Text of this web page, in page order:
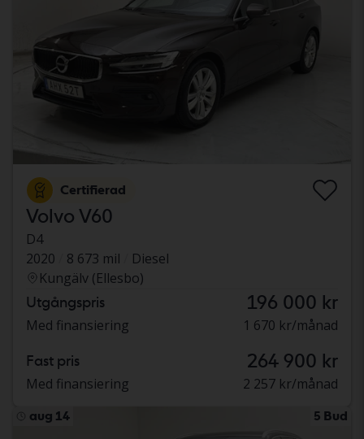
Certifierad
Volvo V60
D4
2020
8 673 mil
Diesel
Kungälv (Ellesbo)
Utgångspris 196 000 kr
Med finansiering 1 670 kr/månad
Fast pris 264 900 kr
Med finansiering 2 257 kr/månad
aug 14 5 Bud